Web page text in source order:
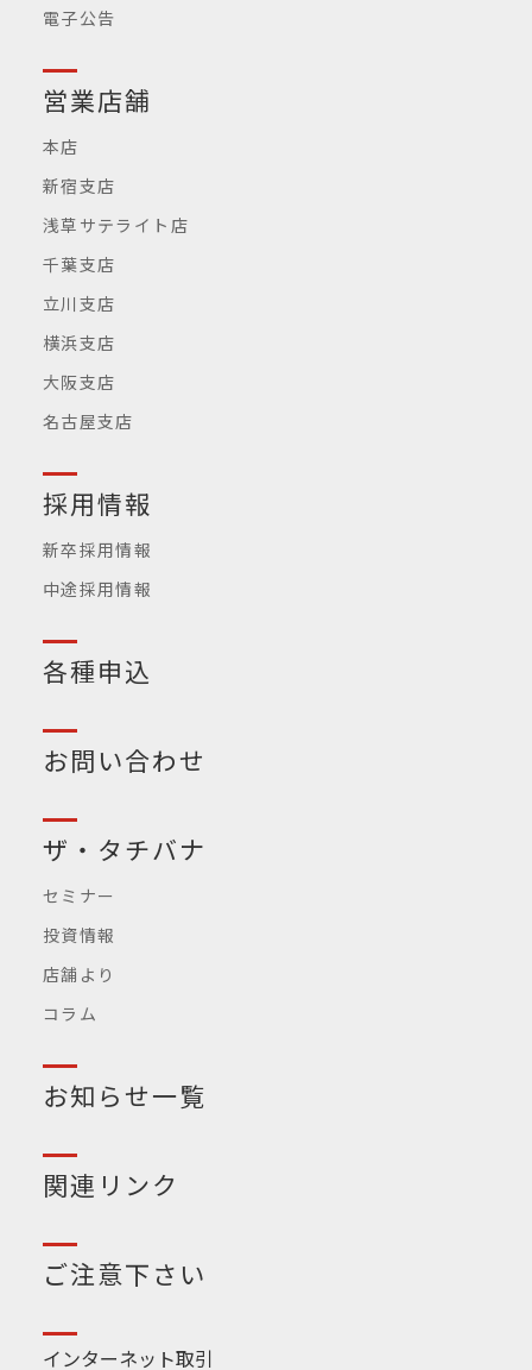
電子公告
営業店舗
本店
新宿支店
浅草サテライト店
千葉支店
立川支店
横浜支店
大阪支店
名古屋支店
採用情報
新卒採用情報
中途採用情報
各種申込
お問い合わせ
ザ・タチバナ
セミナー
投資情報
店舗より
コラム
お知らせ一覧
関連リンク
ご注意下さい
インターネット取引